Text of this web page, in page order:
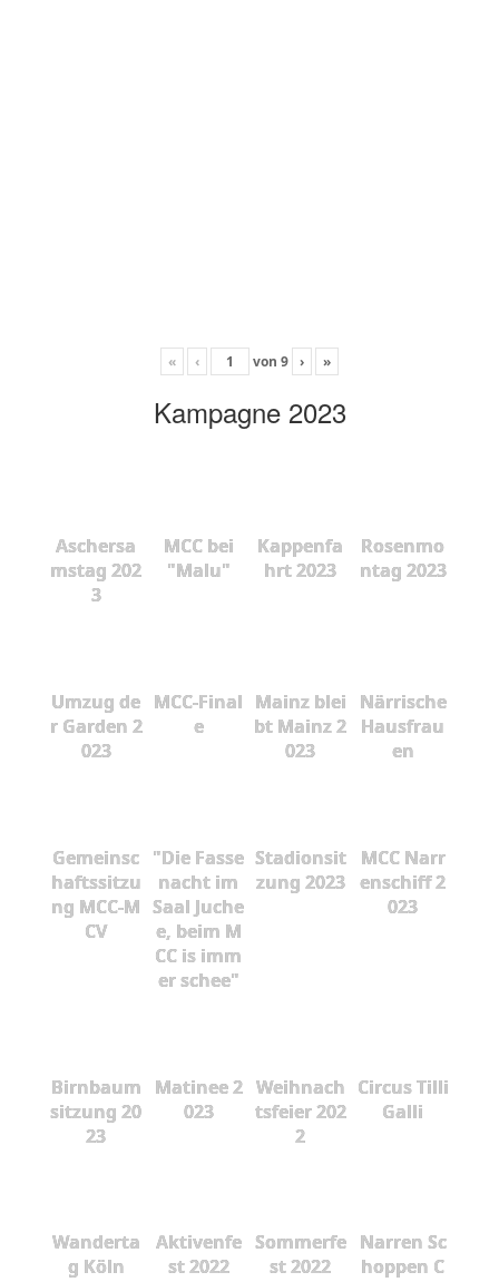
« ‹ von 9 › »
Kampagne 2023
Aschersa
mstag 202
3
MCC bei
"Malu"
Kappenfa
hrt 2023
Rosenmo
ntag 2023
Umzug de
r Garden 2
023
MCC-Final
e
Mainz blei
bt Mainz 2
023
Närrische
Hausfrau
en
Gemeinsc
haftssitzu
ng MCC-M
CV
"Die Fasse
nacht im
Saal Juche
e, beim M
CC is imm
er schee"
Stadionsit
zung 2023
MCC Narr
enschiff 2
023
Birnbaum
sitzung 20
23
Matinee 2
023
Weihnach
tsfeier 202
2
Circus Tilli
Galli
Wanderta
g Köln
Aktivenfe
st 2022
Sommerfe
st 2022
Narren Sc
hoppen C